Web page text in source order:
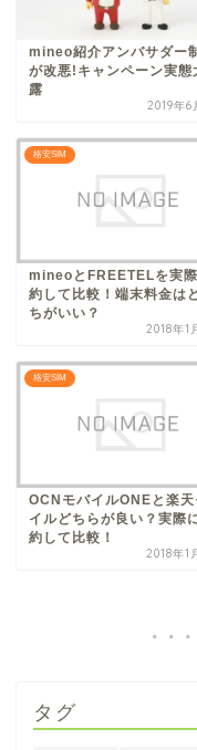
mineo紹介アンバサダー
が改悪!キャンペーン実態
露
2019年6
格安SIM
mineoとFREETELを実
約して比較！端末料金は
ちがいい？
2018年1
格安SIM
OCNモバイルONEと楽
イルどちらが良い？実際
約して比較！
2018年1
タグ